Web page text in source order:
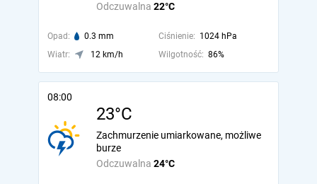
Odczuwalna 22°C
Opad: 0.3 mm Ciśnienie: 1024 hPa
Wiatr:
12 km/h Wilgotność: 86%
08:00
23°C
Odczuwalna 24°C
Zachmurzenie umiarkowane, możliwe
burze